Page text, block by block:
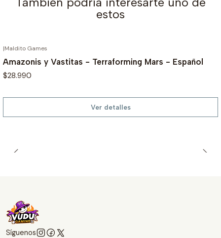
estos
|Maldito Games
Amazonis y Vastitas - Terraforming Mars - Español
$28.990
Ver detalles
Síguenos